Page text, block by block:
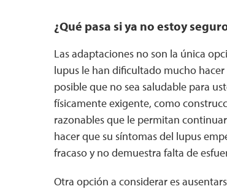
¿Qué pasa si ya no estoy
Las adaptaciones no son la única
lupus le han dificultado mucho
posible que no sea saludable para
físicamente exigente, como
razonables que le permitan
hacer que su síntomas del lupus
fracaso y no demuestra falta de
Otra opción a considerar es